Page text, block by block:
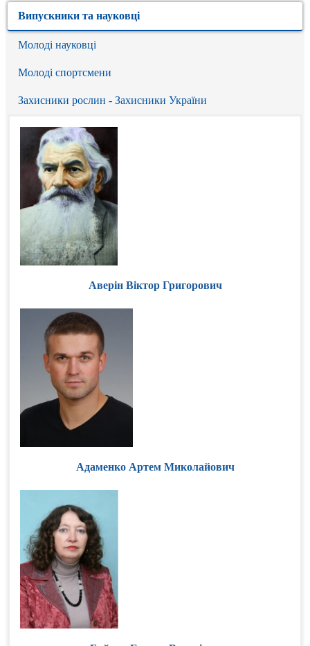
Випускники та науковці
Молоді науковці
Молоді спортсмени
Захисники рослин - Захисники України
Аверін Віктор Григорович
Адаменко Артем Миколайович